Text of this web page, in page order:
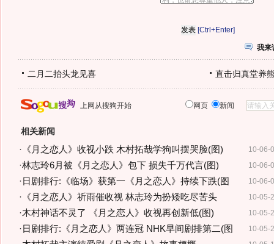
[Ctrl+Enter]
我来
二月二抬头龙见喜 直击归真堂养
上网从搜狗开始 网页 新闻
相关新闻
10-06-
· 《月之恋人》收视小跌 木村拓哉学狗叫摆哭脸(图)
10-06-
·林志玲6月被《月之恋人》包下 损失千万代言(图)
10-06-
· 日剧排行:《临场》获第一《月之恋人》持续下跌(图
10-05-
· 《月之恋人》祈雨催收视 林志玲为扮矮吃尽苦头
10-05-
·木村神话不灵了 《月之恋人》收视再创新低(图)
10-05-
· 日剧排行:《月之恋人》两连冠 NHK早间剧排第二(图